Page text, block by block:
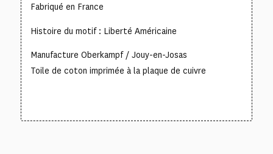
Fabriqué en France
Histoire du motif : Liberté Américaine
Manufacture Oberkampf / Jouy-en-Josas
Toile de coton imprimée à la plaque de cuivre